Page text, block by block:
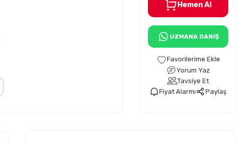
Hemen Al
UZMANA DANIŞ
Yorum Yaz
Tavsiye Et
Fiyat Alarmı
Paylaş